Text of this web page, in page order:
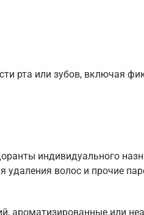
рта или зубов, включая
индивидуального
удаления волос и прочие
ароматизированные или